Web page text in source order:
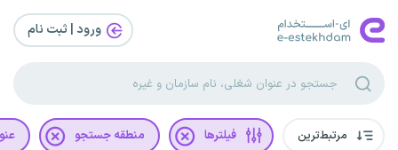
ورود | ثبت‌ نام
مرتبط‌ترین فیلترها منطقه جستجو